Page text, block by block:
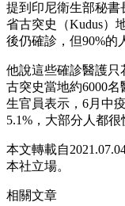
提到印尼衛生部秘書
省古突史（Kudus）
後仍確診，但90%的
他說這些確診醫護只
古突史當地約6000
生官員表示，6月中
5.1%，大部分人都很
本文轉載自2021.07
本社立場。
相關文章